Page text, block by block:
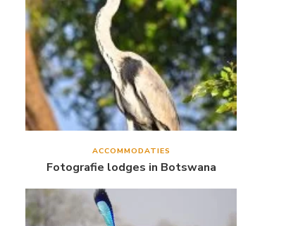
ACCOMMODATIES
Fotografie lodges in Botswana